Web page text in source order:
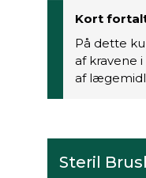
Kort
På dette
af kravene
af
Steril